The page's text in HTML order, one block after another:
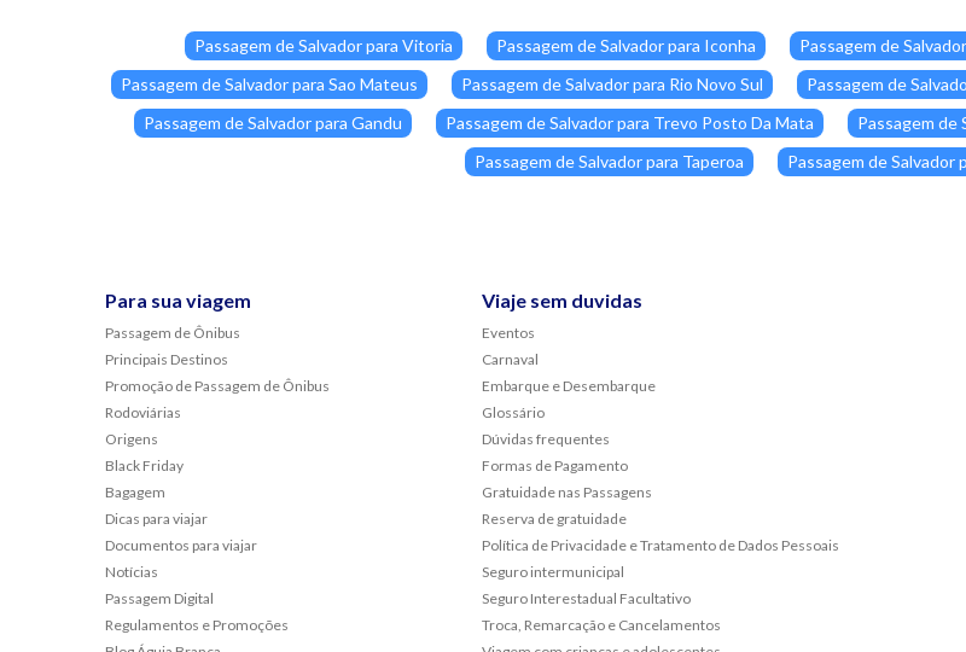
Passagem de Salvador para Vitoria Passagem de Salvador para Iconha Passagem de
Passagem de Salvador para Sao Mateus
Passagem de Salvador para Rio Novo Sul Passagem de
Passagem de Salvador para Gandu
Passagem de Salvador para Trevo Posto Da Mata Passagem de
Passagem de Salvador para Taperoa
Passagem de Salvador
Para sua viagem
Passagem de Ônibus
Principais Destinos
Promoção de Passagem de Ônibus
Rodoviárias
Origens
Black Friday
Bagagem
Dicas para viajar
Documentos para viajar
Notícias
Passagem Digital
Regulamentos e Promoções
Viaje sem duvidas
Eventos
Carnaval
Embarque e Desembarque
Glossário
Dúvidas frequentes
Formas de Pagamento
Gratuidade nas Passagens
Reserva de gratuidade
Política de Privacidade e Tratamento de Dados Pessoais
Seguro intermunicipal
Seguro Interestadual Facultativo
Troca, Remarcação e Cancelamentos